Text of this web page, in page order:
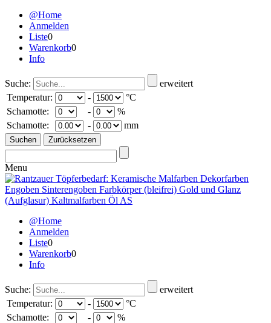
@Home
Anmelden
Liste0
Warenkorb0
Info
Suche:
erweitert
Temperatur:
-
°C
Schamotte:
-
%
Schamotte:
- mm
Menu
@Home
Anmelden
Liste0
Warenkorb0
Info
Suche:
erweitert
Temperatur:
-
°C
Schamotte:
-
%